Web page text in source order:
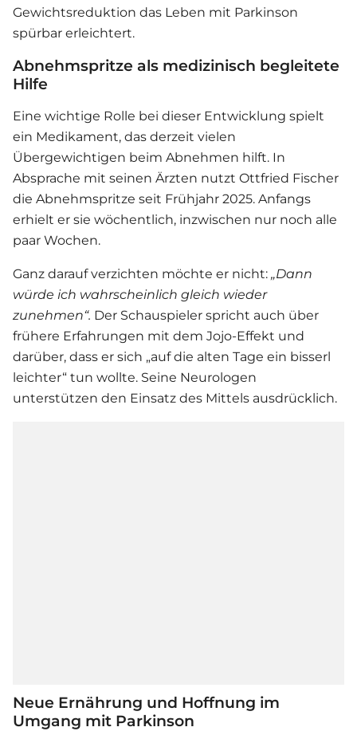
Gewichtsreduktion das Leben mit Parkinson
spürbar erleichtert.
Abnehmspritze als medizinisch begleitete
Hilfe
Eine wichtige Rolle bei dieser Entwicklung spielt
ein Medikament, das derzeit vielen
Übergewichtigen beim Abnehmen hilft. In
Absprache mit seinen Ärzten nutzt Ottfried Fischer
die Abnehmspritze seit Frühjahr 2025. Anfangs
erhielt er sie wöchentlich, inzwischen nur noch alle
paar Wochen.
Ganz darauf verzichten möchte er nicht: „Dann
würde ich wahrscheinlich gleich wieder
zunehmen“. Der Schauspieler spricht auch über
frühere Erfahrungen mit dem Jojo-Effekt und
darüber, dass er sich „auf die alten Tage ein bisserl
leichter“ tun wollte. Seine Neurologen
unterstützen den Einsatz des Mittels ausdrücklich.
Neue Ernährung und Hoffnung im
Umgang mit Parkinson